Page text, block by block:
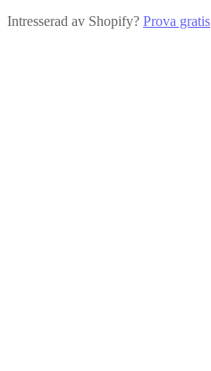
Intresserad av Shopify? Prova gratis